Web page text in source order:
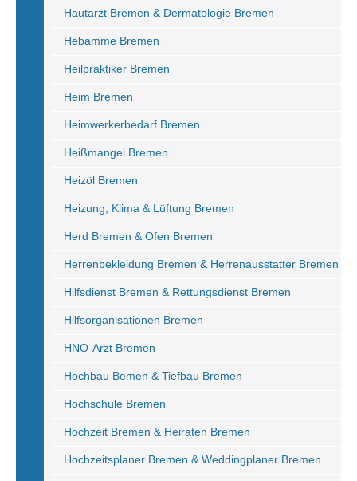
Hautarzt Bremen & Dermatologie Bremen
Hebamme Bremen
Heilpraktiker Bremen
Heim Bremen
Heimwerkerbedarf Bremen
Heißmangel Bremen
Heizöl Bremen
Heizung, Klima & Lüftung Bremen
Herd Bremen & Ofen Bremen
Herrenbekleidung Bremen & Herrenausstatter Bremen
Hilfsdienst Bremen & Rettungsdienst Bremen
Hilfsorganisationen Bremen
HNO-Arzt Bremen
Hochbau Bemen & Tiefbau Bremen
Hochschule Bremen
Hochzeit Bremen & Heiraten Bremen
Hochzeitsplaner Bremen & Weddingplaner Bremen